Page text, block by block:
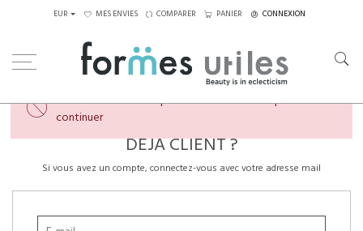
EUR MES ENVIES COMPARER PANIER CONNEXION
Veuillez créer un compte ou vous connecter pour
continuer
DÉJÀ CLIENT ?
Si vous avez un compte, connectez-vous avec votre adresse mail